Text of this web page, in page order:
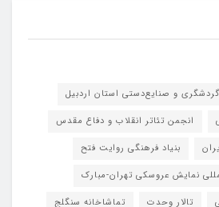
و صنایع‌دستی استان اردبیل
انجمن تئاتر انقلاب و دفاع مقدس
بنیاد فرهنگی روایت فتح
نمایش عروسکی تهران-مبارک
تالار وحدت
تماشاخانه سنگلج